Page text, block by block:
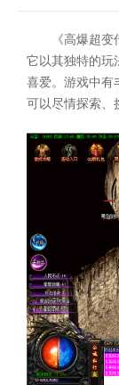
《高爆超
它以其独特的玩
喜爱。游戏中有
可以尽情探索、